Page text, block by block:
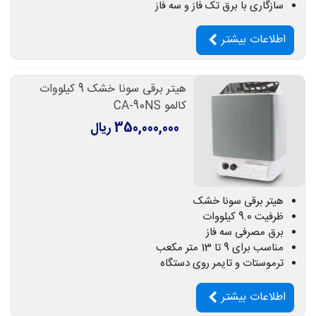
سازگاری با برق تک فاز و سه فاز
اطلاعات بیشتر
هیتر برقی سونا خشک 9 کیلووات
کالمو CA-90NS
350,000,000 ریال
هیتر برقی سونا خشک
ظرفیت 9.0 کیلووات
برق مصرفی سه فاز
مناسب برای 9 تا 13 متر مکعب
ترموستات و تایمر روی دستگاه
اطلاعات بیشتر